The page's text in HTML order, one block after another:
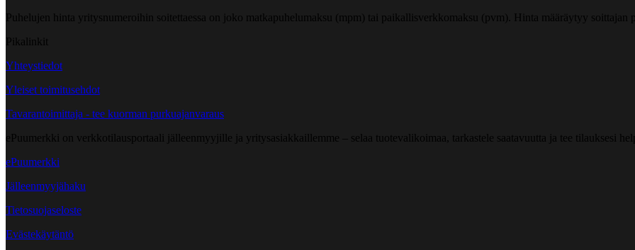
Puhelujen hinta yritysnumeroihin soitettaessa on joko matkapuhelumaksu (mpm) tai paikallisverkkomaksu (pvm). Hinta määräytyy soittajan
Pikalinkit
Yhteystiedot
Yleiset toimitusehdot
Tavarantoimittaja - tee kuorman purkuajanvaraus
ePuumerkki on verkkotilausportaali jälleenmyyjille ja yritysasiakkaillemme – selaa tuotevalikoimaa, tarkastele saatavuutta ja tee tilauksesi
ePuumerkki
Jälleenmyyjähaku
Tietosuojaseloste
Evästekäytäntö